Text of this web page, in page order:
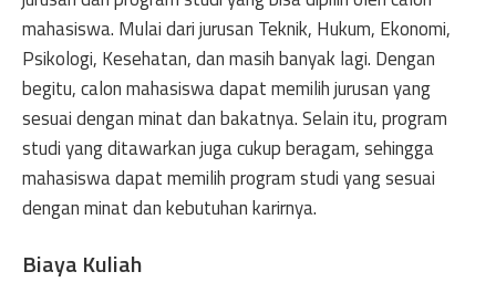
mahasiswa. Mulai dari jurusan Teknik, Hukum, Ekonomi,
Psikologi, Kesehatan, dan masih banyak lagi. Dengan
begitu, calon mahasiswa dapat memilih jurusan yang
sesuai dengan minat dan bakatnya. Selain itu, program
studi yang ditawarkan juga cukup beragam, sehingga
mahasiswa dapat memilih program studi yang sesuai
dengan minat dan kebutuhan karirnya.
Biaya Kuliah